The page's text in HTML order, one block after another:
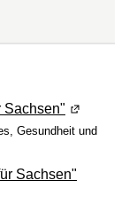
Sachsen" (Wird in
Gesundheit und
Sachsen"